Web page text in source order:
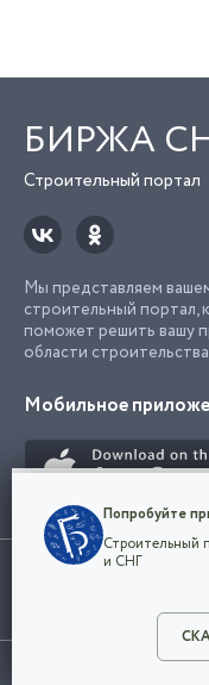
БИРЖА
Строительный портал
Мы представляем
строительный портал,
поможет решить вашу
области
Мобильное
Использование сайта, в
марки представленные на
Мы используем
наш сайт удобным
Политикой
и принимаете
Попробуйте
Строительный
и СНГ